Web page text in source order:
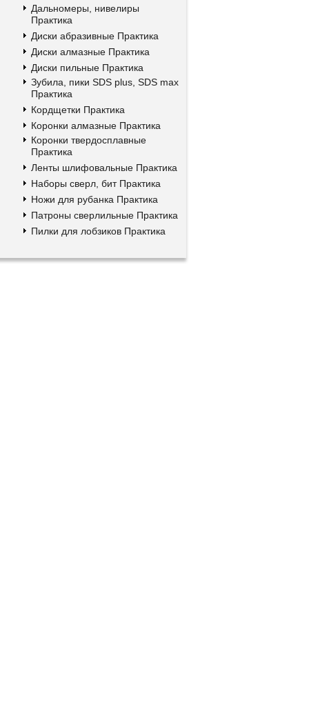
Дальномеры, нивелиры
Практика
Диски абразивные Практика
Диски алмазные Практика
Диски пильные Практика
Зубила, пики SDS plus, SDS max
Практика
Кордщетки Практика
Коронки алмазные Практика
Коронки твердосплавные
Практика
Ленты шлифовальные Практика
Наборы сверл, бит Практика
Ножи для рубанка Практика
Патроны сверлильные Практика
Пилки для лобзиков Практика